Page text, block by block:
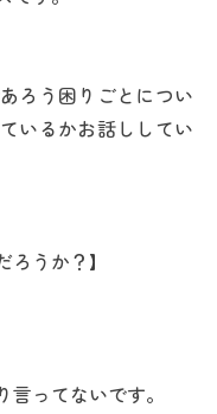
ろう困りごとについ
いるかお話ししてい
うか？】
ってないです。